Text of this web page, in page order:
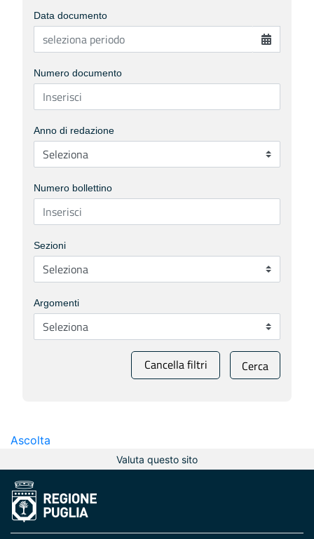
Data documento
Numero documento
Anno di redazione
Numero bollettino
Sezioni
Argomenti
Cancella filtri Cerca
Ascolta
Valuta questo sito